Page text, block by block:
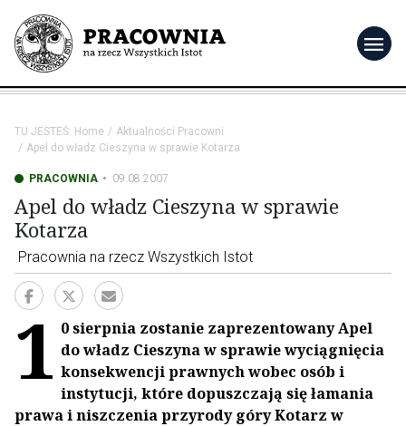
menu
TU JESTEŚ: Home
Aktualności Pracowni
Apel do władz Cieszyna w sprawie Kotarza
PRACOWNIA 09.08.2007
Apel do władz Cieszyna w sprawie
Kotarza
Pracownia na rzecz Wszystkich Istot
1 0 sierpnia zostanie zaprezentowany Apel
do władz Cieszyna w sprawie wyciągnięcia
konsekwencji prawnych wobec osób i
instytucji, które dopuszczają się łamania
prawa i niszczenia przyrody góry Kotarz w